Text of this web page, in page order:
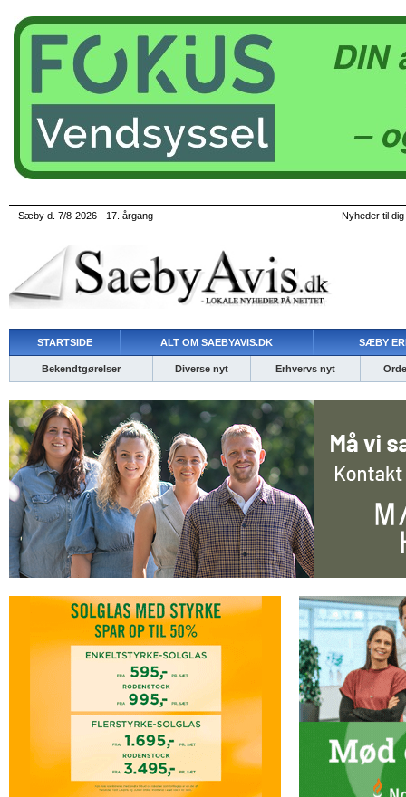
Sæby d. 7/8-2026 - 17. årgang Nyheder til
STARTSIDE ALT OM SAEBYAVIS.DK SÆBY
Bekendtgørelser Diverse nyt Erhvervs nyt